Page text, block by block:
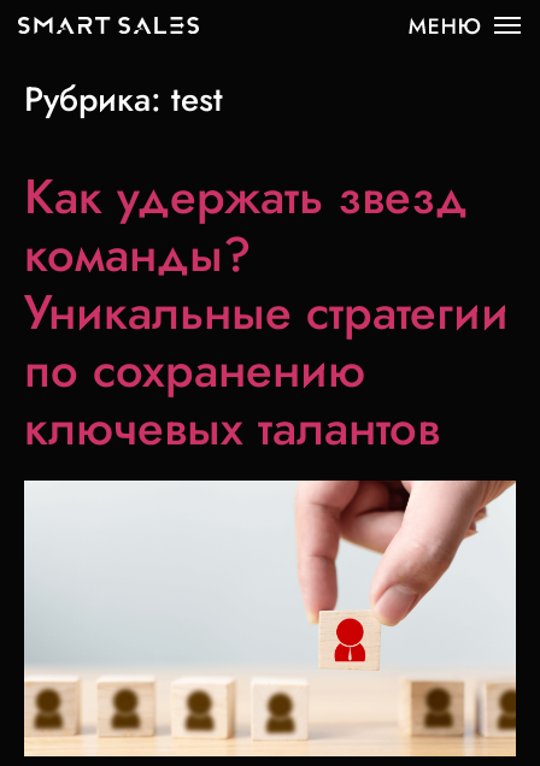
Рубрика: test
Как удержать звезд
команды?
Уникальные стратегии
по сохранению
ключевых талантов